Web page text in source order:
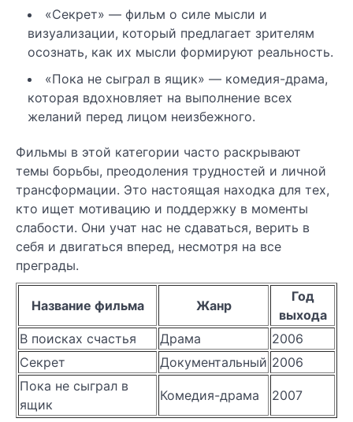
«Секрет» — фильм о силе мысли и
визуализации, который предлагает зрителям
осознать, как их мысли формируют реальность.
«Пока не сыграл в ящик» — комедия-драма,
которая вдохновляет на выполнение всех
желаний перед лицом неизбежного.
Фильмы в этой категории часто раскрывают
темы борьбы, преодоления трудностей и личной
трансформации. Это настоящая находка для тех,
кто ищет мотивацию и поддержку в моменты
слабости. Они учат нас не сдаваться, верить в
себя и двигаться вперед, несмотря на все
преграды.
Название фильма Жанр
Год
выхода
В поисках счастья
Драма
2006
Секрет
Документальный 2006
Пока не сыграл в
ящик
Комедия-драма 2007